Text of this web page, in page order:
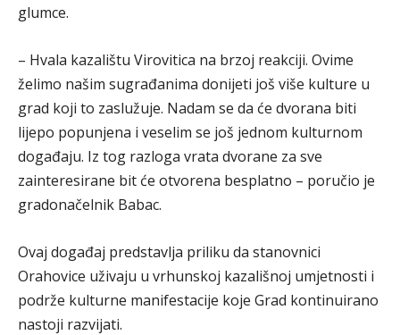
glumce.
– Hvala kazalištu Virovitica na brzoj reakciji. Ovime
želimo našim sugrađanima donijeti još više kulture u
grad koji to zaslužuje. Nadam se da će dvorana biti
lijepo popunjena i veselim se još jednom kulturnom
događaju. Iz tog razloga vrata dvorane za sve
zainteresirane bit će otvorena besplatno – poručio je
gradonačelnik Babac.
Ovaj događaj predstavlja priliku da stanovnici
Orahovice uživaju u vrhunskoj kazališnoj umjetnosti i
podrže kulturne manifestacije koje Grad kontinuirano
nastoji razvijati.